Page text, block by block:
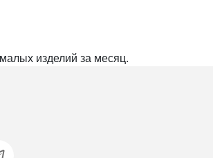
малых изделий за месяц.